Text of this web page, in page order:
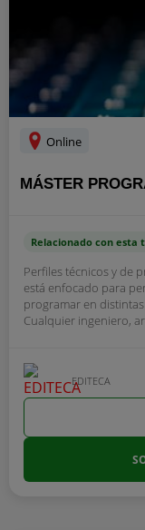
Online
MÁSTER
Relacionado con esta
Perfiles técnicos y de
está enfocado para
programar en
Cualquier ingeniero,
EDITECA